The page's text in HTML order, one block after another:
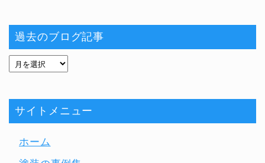
過去のブログ記事
サイトメニュー
ホーム